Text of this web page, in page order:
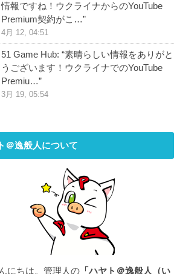
情報ですね！ウクライナからのYouTube
Premium契約がこ…”
4月 12, 04:51
51 Game Hub: “素晴らしい情報をありがと
うございます！ウクライナでのYouTube
Premiu…”
3月 19, 05:54
＠逸般人について
にちは。管理人の 「ハヤト＠逸般人（い